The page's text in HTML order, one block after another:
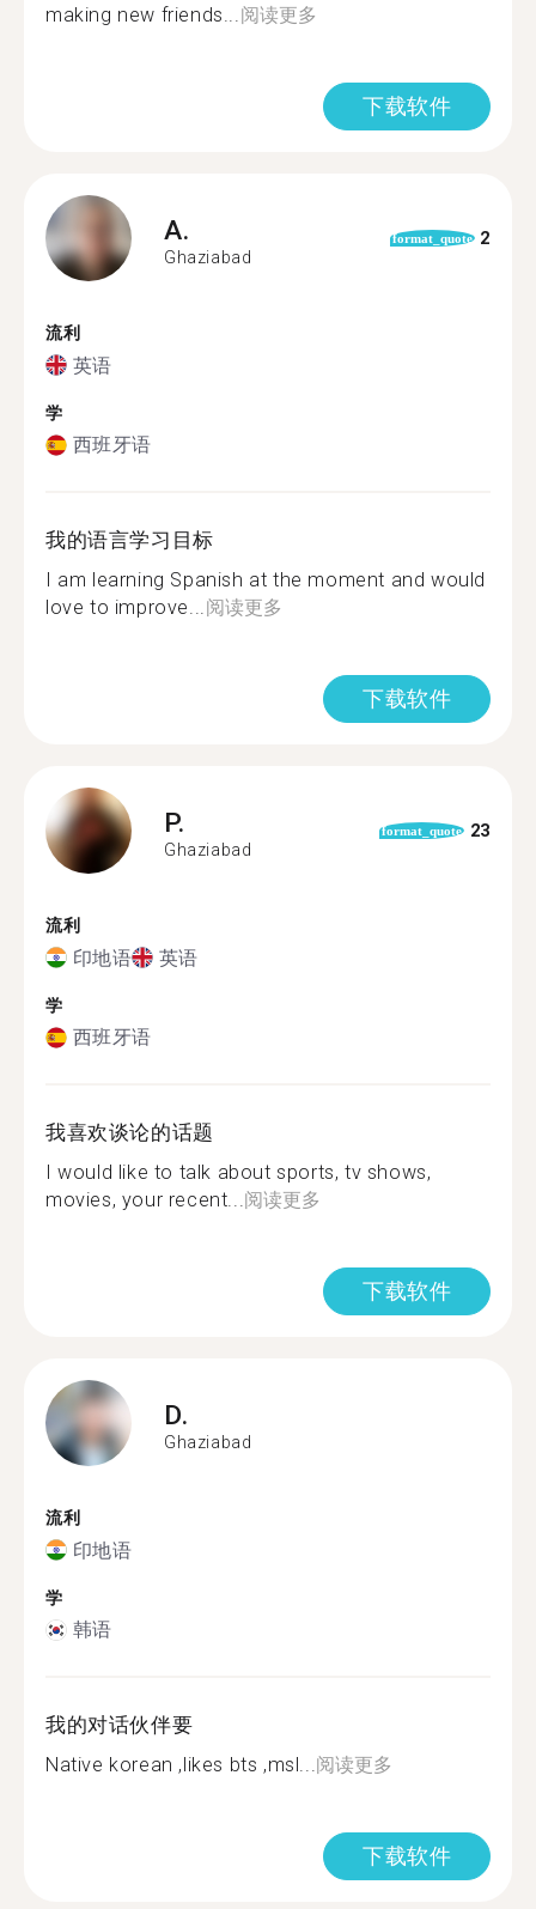
making new friends...阅读更多
下载软件
A.
Ghaziabad
format_quote 2
流利
英语
学
西班牙语
我的语言学习目标
I am learning Spanish at the moment and would
love to improve...阅读更多
下载软件
P.
Ghaziabad
format_quote 23
流利
印地语 英语
学
西班牙语
我喜欢谈论的话题
I would like to talk about sports, tv shows,
movies, your recent...阅读更多
下载软件
D.
Ghaziabad
流利
印地语
学
韩语
我的对话伙伴要
Native korean ,likes bts ,msl...阅读更多
下载软件